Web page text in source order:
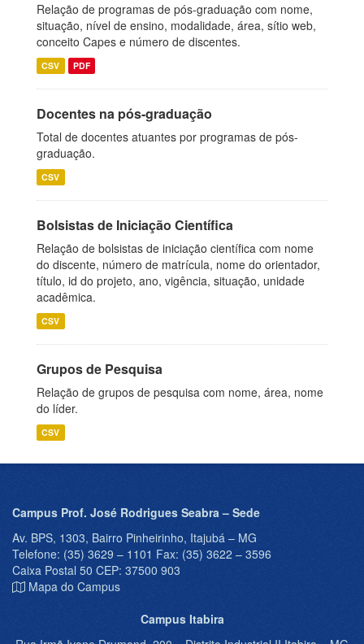
Relação de programas de pós-graduação com nome,
situação, nível de ensino, modalidade, área, sítio web,
conceito Capes e número de discentes.
CSV PDF
Docentes na pós-graduação
Total de docentes atuantes por programas de pós-
graduação.
CSV
Bolsistas de Iniciação Científica
Relação de bolsistas de iniciação científica com nome
do discente, número de matrícula, nome do orientador,
título, id do projeto, ano, vigência, situação, unidade
acadêmica.
CSV
Grupos de Pesquisa
Relação de grupos de pesquisa com nome, área, nome
do líder.
CSV
Campus Prof. José Rodrigues Seabra – Sede
Av. BPS, 1303, Bairro Pinheirinho, Itajubá – MG
Telefone: (35) 3629 – 1101 Fax: (35) 3622 – 3596
Caixa Postal 50 CEP: 37500 903
Mapa do Campus
Campus Itabira